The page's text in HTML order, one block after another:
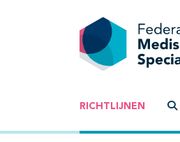
RICHTLIJNEN